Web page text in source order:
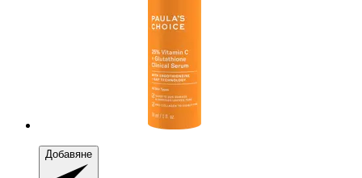
Добавяне